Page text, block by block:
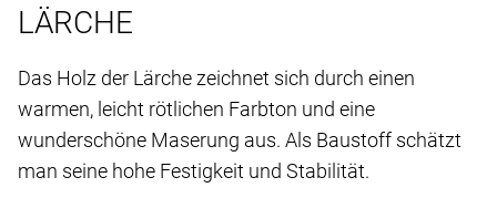
LÄRCHE
Das Holz der Lärche zeichnet sich durch einen
warmen, leicht rötlichen Farbton und eine
wunderschöne Maserung aus. Als Baustoff schätzt
man seine hohe Festigkeit und Stabilität.